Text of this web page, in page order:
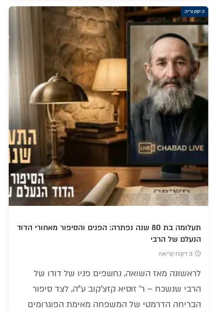
היסטוריה
תעלומה בת 80 שנה נפתרה: הפנים והסיפור מאחורי הדוד
הנעלם של הרבי
3 דקות קריאה
לראשונה מאז השואה, נחשפים פניו של דודו של
הרבי שנשכח – ר' זוסיא קזצ'קוב ע"ה, לצד סיפור
הבריחה הדרמטי של המשפחה מאימת הפוגרומים